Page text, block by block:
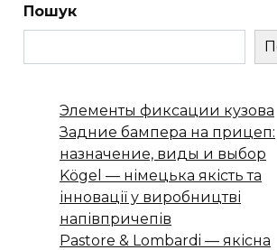
Пошук
Элементы фиксации кузова
Задние бампера на прицеп:
назначение, виды и выбор
Kögel — німецька якість та
інновації у виробництві
напівпричепів
Pastore & Lombardi — якісна